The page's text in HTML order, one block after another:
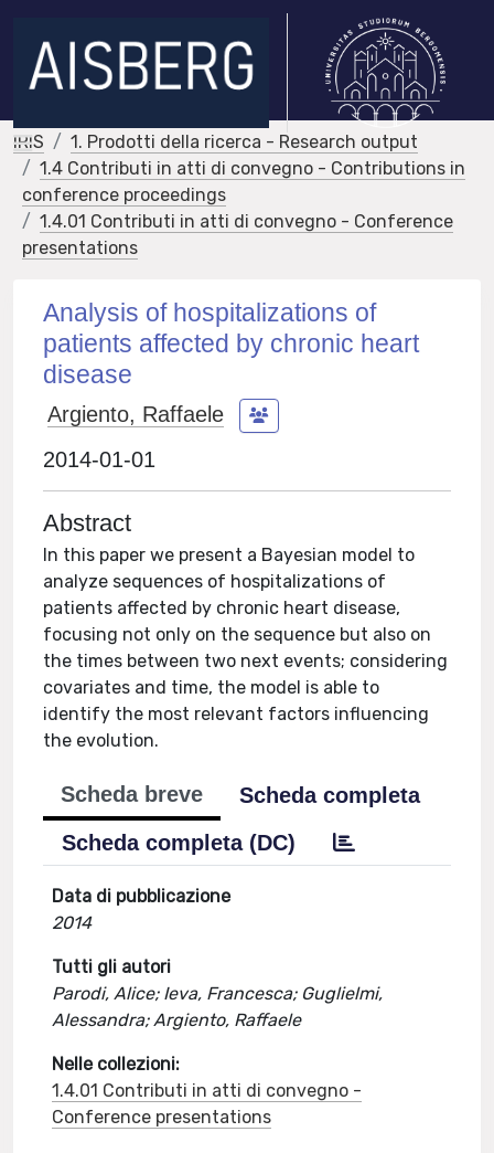
IRIS
1. Prodotti della ricerca - Research output
1.4 Contributi in atti di convegno - Contributions in
conference proceedings
1.4.01 Contributi in atti di convegno - Conference
presentations
Analysis of hospitalizations of
patients affected by chronic heart
disease
Argiento, Raffaele
2014-01-01
Abstract
In this paper we present a Bayesian model to
analyze sequences of hospitalizations of
patients affected by chronic heart disease,
focusing not only on the sequence but also on
the times between two next events; considering
covariates and time, the model is able to
identify the most relevant factors influencing
the evolution.
Scheda breve
Scheda completa
Scheda completa (DC)
Data di pubblicazione
2014
Tutti gli autori
Parodi, Alice; Ieva, Francesca; Guglielmi,
Alessandra; Argiento, Raffaele
Nelle collezioni:
1.4.01 Contributi in atti di convegno -
Conference presentations